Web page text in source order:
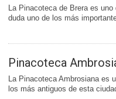
La Pinacoteca de Brera es
duda uno de los más
Pinacoteca
La Pinacoteca Ambrosiana es
los más antiguos de esta